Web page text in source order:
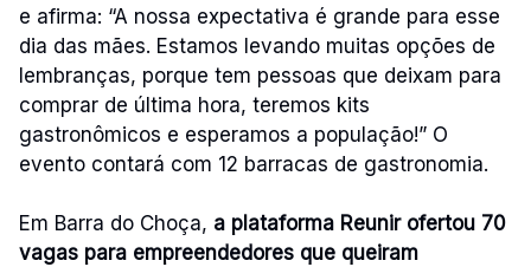
e afirma: “A nossa expectativa é grande para esse
dia das mães. Estamos levando muitas opções de
lembranças, porque tem pessoas que deixam para
comprar de última hora, teremos kits
gastronômicos e esperamos a população!” O
evento contará com 12 barracas de gastronomia.
Em Barra do Choça, a plataforma Reunir ofertou 70
vagas para empreendedores que queiram